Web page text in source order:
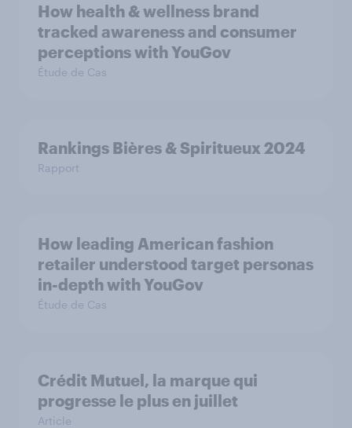
How health & wellness brand
tracked awareness and consumer
perceptions with YouGov
Étude de Cas
Rankings Bières & Spiritueux 2024
Rapport
How leading American fashion
retailer understood target personas
in-depth with YouGov
Étude de Cas
Crédit Mutuel, la marque qui
progresse le plus en juillet
Article